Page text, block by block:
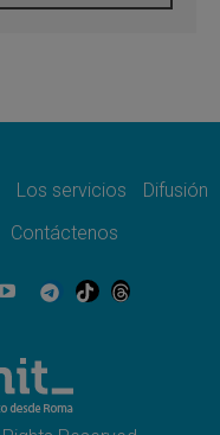
de la Madre
Gaza no cesa: 300
el mundo, solo la
Los servicios
Difusión
Contáctenos